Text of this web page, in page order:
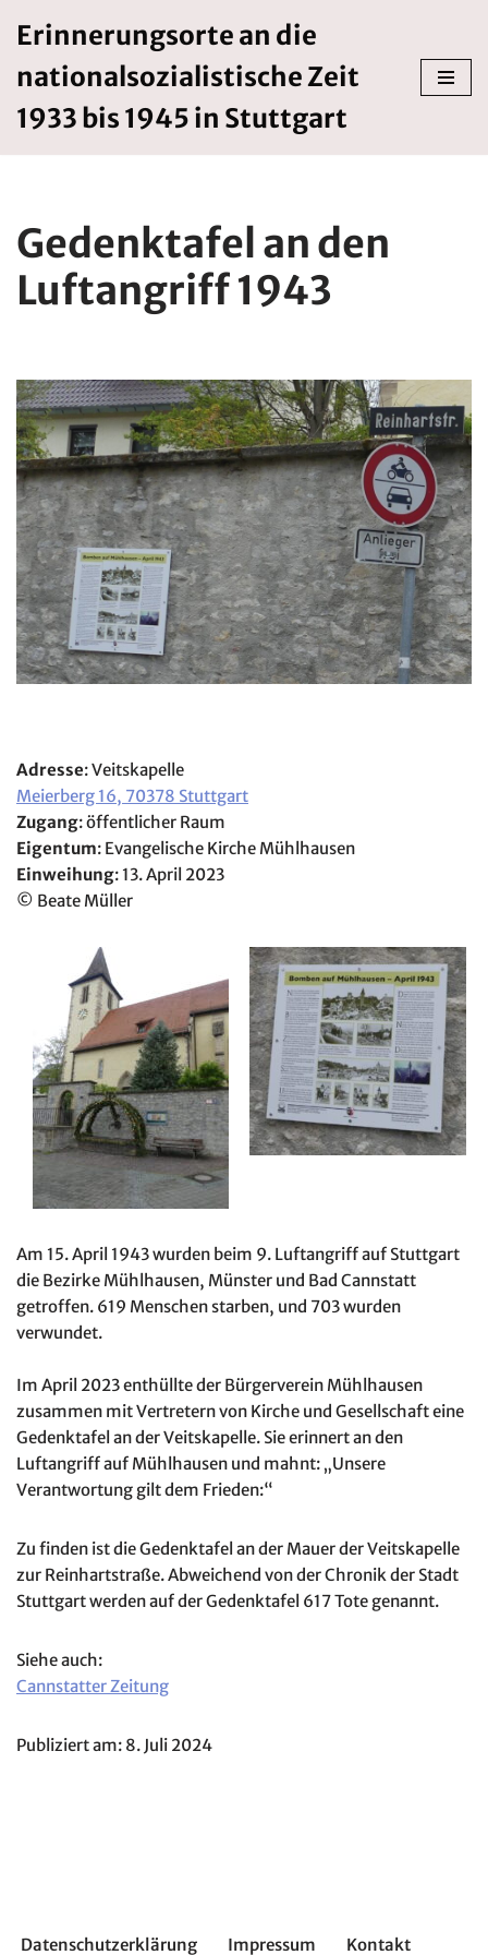
Inhalt
springen
Erinnerungsorte an die
nationalsozialistische Zeit
1933 bis 1945 in Stuttgart
Gedenktafel an den
Luftangriff 1943
Adresse: Veitskapelle
Meierberg 16, 70378 Stuttgart
Zugang: öffentlicher Raum
Eigentum: Evangelische Kirche Mühlhausen
Einweihung: 13. April 2023
© Beate Müller
Am 15. April 1943 wurden beim 9. Luftangriff auf Stuttgart
die Bezirke Mühlhausen, Münster und Bad Cannstatt
getroffen. 619 Menschen starben, und 703 wurden
verwundet.
Im April 2023 enthüllte der Bürgerverein Mühlhausen
zusammen mit Vertretern von Kirche und Gesellschaft eine
Gedenktafel an der Veitskapelle. Sie erinnert an den
Luftangriff auf Mühlhausen und mahnt: „Unsere
Verantwortung gilt dem Frieden:“
Zu finden ist die Gedenktafel an der Mauer der Veitskapelle
zur Reinhartstraße. Abweichend von der Chronik der Stadt
Stuttgart werden auf der Gedenktafel 617 Tote genannt.
Siehe auch:
Cannstatter Zeitung
Publiziert am: 8. Juli 2024
Datenschutzerklärung Impressum Kontakt